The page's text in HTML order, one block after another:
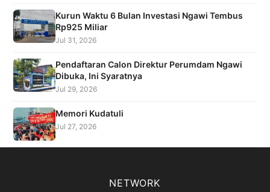
Kurun Waktu 6 Bulan Investasi Ngawi Tembus
Rp925 Miliar
Jul 31, 2026
Pendaftaran Calon Direktur Perumdam Ngawi
Dibuka, Ini Syaratnya
Jul 29, 2026
Memori Kudatuli
Jul 27, 2026
NETWORK